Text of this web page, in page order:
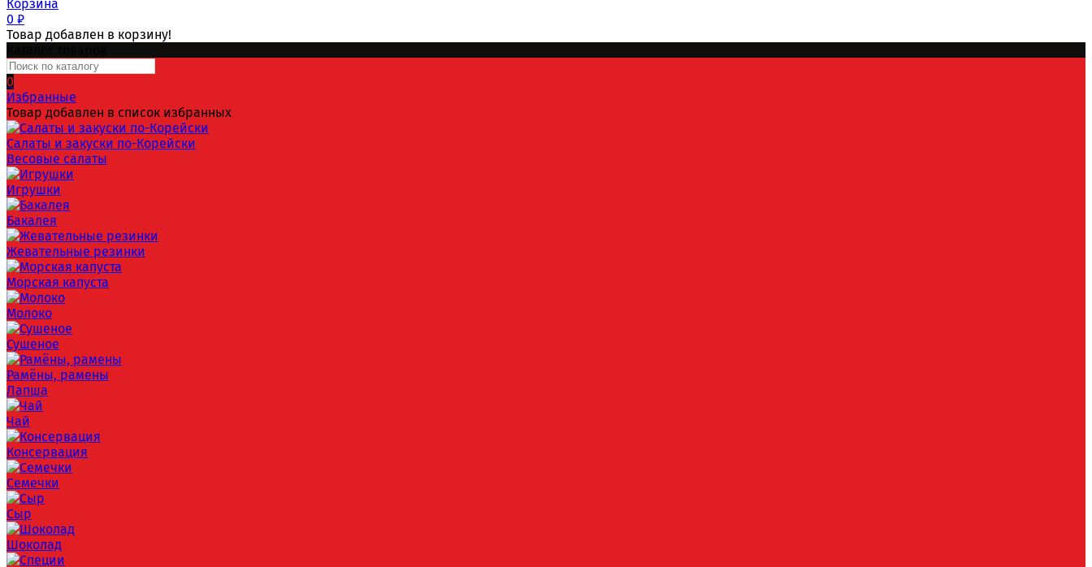
Корзина
0 ₽
Товар добавлен в корзину!
0
Избранные
Товар добавлен в список избранных
Салаты и закуски по-Корейски
Весовые салаты
Игрушки
Бакалея
Жевательные резинки
Морская капуста
Молоко
Сушеное
Рамёны, рамены
Лапша
Чай
Консервация
Семечки
Сыр
Шоколад